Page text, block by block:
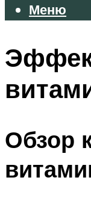
Меню
Меню
Обзор